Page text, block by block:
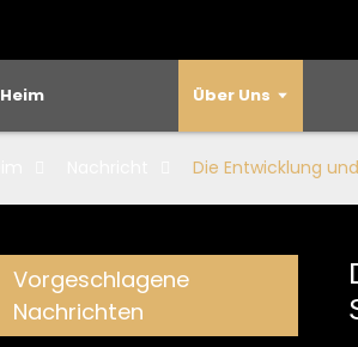
Heim Über Uns
Die Entwicklung
Vorgeschlagene
Nachrichten